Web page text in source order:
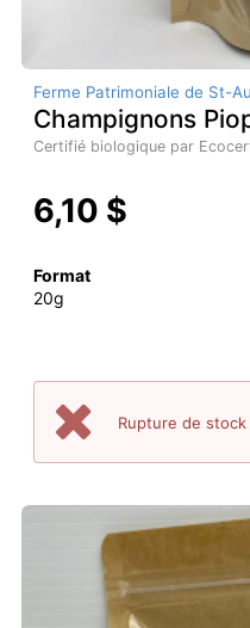
Ferme Patrimoniale de St-
Champignons
Certifié biologique par
6,10 $
Format
20g
Rupture de stock